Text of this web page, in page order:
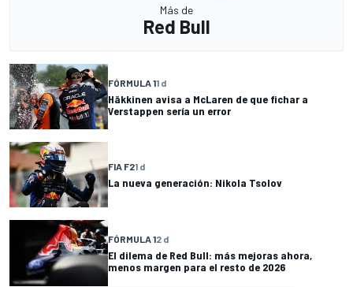
Más de
Red Bull
FÓRMULA 11 d
Häkkinen avisa a McLaren de que fichar a
Verstappen sería un error
FIA F21 d
La nueva generación: Nikola Tsolov
FÓRMULA 12 d
El dilema de Red Bull: más mejoras ahora,
menos margen para el resto de 2026